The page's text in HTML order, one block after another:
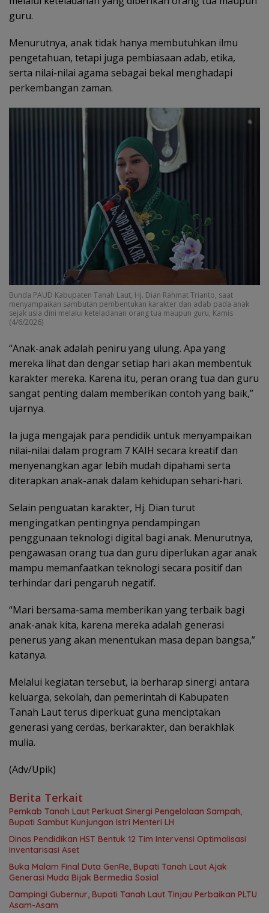
guru.
Menurutnya, anak tidak hanya membutuhkan ilmu
pengetahuan, tetapi juga pembiasaan adab, etika,
serta nilai-nilai agama sebagai bekal menghadapi
perkembangan zaman.
Bunda PAUD Kabupaten Tanah Laut, Hj. Dian Rahmat Trianto, saat
menyampaikan sambutan pembentukan karakter dan adab pada anak
sejak usia dini melalui keteladanan orang tua maupun guru, Kamis
(4/6/2026)
“Anak-anak adalah peniru yang ulung. Apa yang
mereka lihat dan dengar setiap hari akan membentuk
karakter mereka. Karena itu, peran orang tua dan guru
sangat penting dalam memberikan contoh yang baik,”
ujarnya.
Ia juga mengajak para pendidik untuk menyampaikan
nilai-nilai dalam program 7 KAIH secara kreatif dan
menyenangkan agar lebih mudah dipahami serta
diterapkan anak-anak dalam kehidupan sehari-hari.
Selain penguatan karakter, Hj. Dian turut
mengingatkan pentingnya pendampingan
penggunaan teknologi digital bagi anak. Menurutnya,
pengawasan orang tua dan guru diperlukan agar anak
mampu memanfaatkan teknologi secara positif dan
terhindar dari pengaruh negatif.
“Mari bersama-sama memberikan yang terbaik bagi
anak-anak kita, karena mereka adalah generasi
penerus yang akan menentukan masa depan bangsa,”
katanya.
Melalui kegiatan tersebut, ia berharap sinergi antara
keluarga, sekolah, dan pemerintah di Kabupaten
Tanah Laut terus diperkuat guna menciptakan
generasi yang cerdas, berkarakter, dan berakhlak
mulia.
(Adv/Upik)
Berita Terkait
Pemkab Tanah Laut Perkuat Sinergi Pengelolaan Sampah,
Bupati Sambut Kunjungan Istri Menteri LH
Dinas Pendidikan HST Bentuk 12 Tim Intervensi Optimalisasi
Inventarisasi Aset
Buka Malam Final Duta GenRe, Bupati Tanah Laut Ajak
Generasi Muda Bijak Bermedia Sosial
Dampingi Gubernur, Bupati Tanah Laut Tinjau Perbaikan PLTU
Asam-Asam